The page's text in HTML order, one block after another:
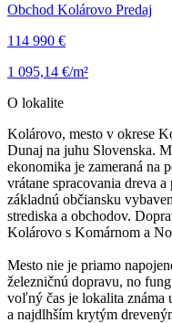
Obchod Kolárovo Predaj
114 990 €
1 095,14 €/m²
O lokalite
Kolárovo, mesto v okrese
Dunaj na juhu Slovenska.
ekonomika je zameraná na
vrátane spracovania dreva
základnú občiansku
strediska a obchodov.
Kolárovo s Komárnom a
Mesto nie je priamo
železničnú dopravu, no
voľný čas je lokalita známa
a najdlhším krytým